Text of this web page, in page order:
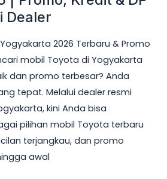
Dealer
2026 Terbaru & Promo
mobil Toyota di Yogyakarta
dan promo terbesar? Anda
tepat. Melalui dealer resmi
kini Anda bisa
pilihan mobil Toyota terbaru
terjangkau, dan promo
awal